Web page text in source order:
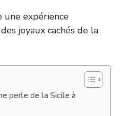
une expérience
joyaux cachés de la
perle de la Sicile à